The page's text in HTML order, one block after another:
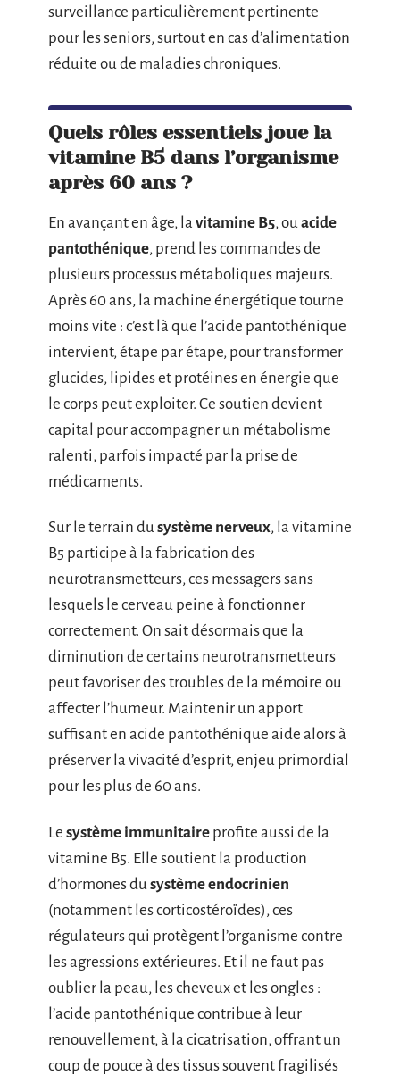
surveillance particulièrement pertinente
pour les seniors, surtout en cas d’alimentation
réduite ou de maladies chroniques.
Quels rôles essentiels joue la
vitamine B5 dans l’organisme
après 60 ans ?
En avançant en âge, la vitamine B5, ou acide
pantothénique, prend les commandes de
plusieurs processus métaboliques majeurs.
Après 60 ans, la machine énergétique tourne
moins vite : c’est là que l’acide pantothénique
intervient, étape par étape, pour transformer
glucides, lipides et protéines en énergie que
le corps peut exploiter. Ce soutien devient
capital pour accompagner un métabolisme
ralenti, parfois impacté par la prise de
médicaments.
Sur le terrain dusystème nerveux, la vitamine
B5 participe à la fabrication des
neurotransmetteurs, ces messagers sans
lesquels le cerveau peine à fonctionner
correctement. On sait désormais que la
diminution de certains neurotransmetteurs
peut favoriser des troubles de la mémoire ou
affecter l’humeur. Maintenir un apport
suffisant en acide pantothénique aide alors à
préserver la vivacité d’esprit, enjeu primordial
pour les plus de 60 ans.
Le système immunitaire profite aussi de la
vitamine B5. Elle soutient la production
d’hormones du système endocrinien
(notamment les corticostéroïdes), ces
régulateurs qui protègent l’organisme contre
les agressions extérieures. Et il ne faut pas
oublier la peau, les cheveux et les ongles :
l’acide pantothénique contribue à leur
renouvellement, à la cicatrisation, offrant un
coup de pouce à des tissus souvent fragilisés